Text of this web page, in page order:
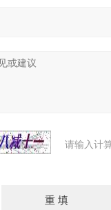
请输入计